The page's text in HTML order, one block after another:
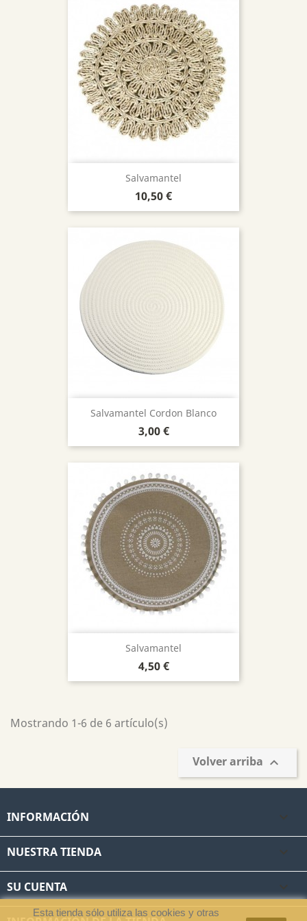
Salvamantel
Precio
10,50 €
Salvamantel Cordon Blanco
Precio
3,00 €
Salvamantel
Precio
4,50 €
Mostrando 1-6 de 6 artículo(s)
Volver arriba 
INFORMACIÓN 
NUESTRA TIENDA 
SU CUENTA 
Esta tienda sólo utiliza las cookies y otras